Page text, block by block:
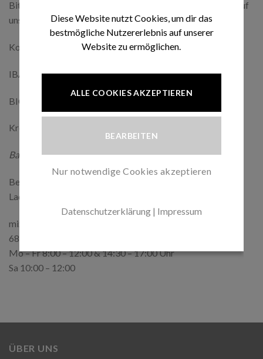
Bitte überweisen Sie den Gesamtbetrag Ihrer Bestellung auf
unser Konto:
Kontoinhaber: Service & Handel Wüst GmbH
IBAN: DE59440100460457795460
BIC: PBNKDEFF
Kreditinstitut: Postbank
Barzahlung
Bestellen Sie online und holen Sie Ihre Bestellung bei uns im
Laden einfach ab:
mix-slider Store, Reinhardtweg 3
68723 Schwetzingen, Deutschland
Mo – Fr 8:00 – 12:00 & 14:30 – 17:00 Uhr
Sa 10:00 – 12:00
ÜBER UNS
Diese Website nutzt Cookies, um dir das
bestmögliche Nutzererlebnis auf unserer
Website zu ermöglichen.
ALLE COOKIES AKZEPTIEREN
BEARBEITEN
Nur notwendige Cookies akzeptieren
Datenschutzerklärung | Impressum